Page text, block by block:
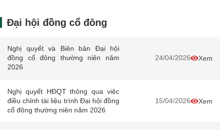
Đại hội đồng cổ đông
Nghị quyết và Biên bản Đại hội
đồng cổ đông thường niên năm
2026
24/04/2026 Xem
Nghị quyết HĐQT thông qua việc
điều chỉnh tài liệu trình Đại hội đồng
cổ đông thường niên năm 2026
15/04/2026 Xem